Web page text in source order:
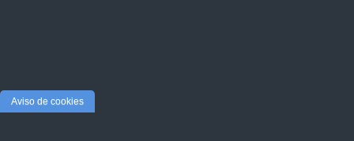
Aviso de cookies